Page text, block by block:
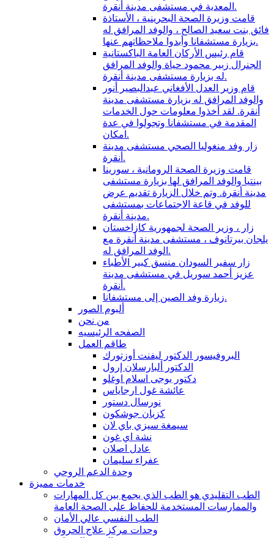
المعدية في مستشفى مدينة أنقرة.
قامت وزيرة الصحة البحرينية ، الأستاذة
فائق بنت سعيد الصالح ، والوفد المرافق له
بزيارة مستشفانا وأبدوا ملاحظاتهم عنها.
قام رئيس الأركان العامة الباكستانية
الجنرال زبير محمود حياة والوفد المرافق
له بزيارة مستشفى مدينة أنقرة.
قام وزير العدل الأفغاني عبدالبصير أنور
والوفد المرافق له بزيارة مستشفى مدينة
أنقرة. لقد أخذوا معلومات حول الخدمات
المقدمة في مستشفانا وتجولوا في عدة
امكان.
زار وفد منغوليا الصحي مستشفى مدينة
أنقرة.
قامت وزيرة الصحة الرومانية ، سورينا
بينتيا والوفد المرافق لها بزيارة مستشفى
مدينة أنقرة. وتم خلال الزيارة تقديم عرض
للوفد في قاعة الاجتماعات بمستشفى
مدينة أنقرة.
زار ، وزير الصحة لجمهورية كازاخستان
يلجان بيرتانوف ، مستشفى مدينة أنقرة مع
الوفد المرافق له.
زار سفير السودان منسق كبير الأطباء
عزيز أحمد سوريل في مستشفى مدينة
أنقرة.
زيارة وفد الصين إلى مستشفانا.
ألبوم الصور
من نحن
الصفحه الرئيسيه
طاقم العمل
البروفيسور الدكتور ليفنت أوزتورك
الدكتور ألبارسلان إرول
دكتور يوجى اسلام اوغلو
عائشة غول ارجاياس
نورسال دستور
كزبان جوشكون
سيمغة سيزي باي لان
نشة اي غون
عادل اصلان
عفراء سليمان
وحدة الدعم الروحي
خدمات مميزة
الطب التقليدي هو الطب الذي يجمع بين كل المهارات
والممارسات المستخدمة للحفاظ على الصحة العامة
الطب النفسي عالي الأمان
وحدات مركز علاج الحروق